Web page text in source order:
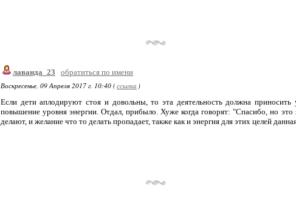
лаванда_23
обратиться по имени
Воскресенье, 09 Апреля 2017 г. 10:40 (ссылка )
Если дети аплодируют стоя и довольны, то эта деятельность должна приносить
повышение уровня энергии. Отдал, прибыло. Хуже когда говорят: "Спасибо, но
делают, и желание что то делать пропадает, также как и энергия для этих целей